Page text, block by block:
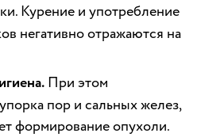
Курение и употребление
негативно отражаются на
При этом
пор и сальных желез,
формирование опухоли.